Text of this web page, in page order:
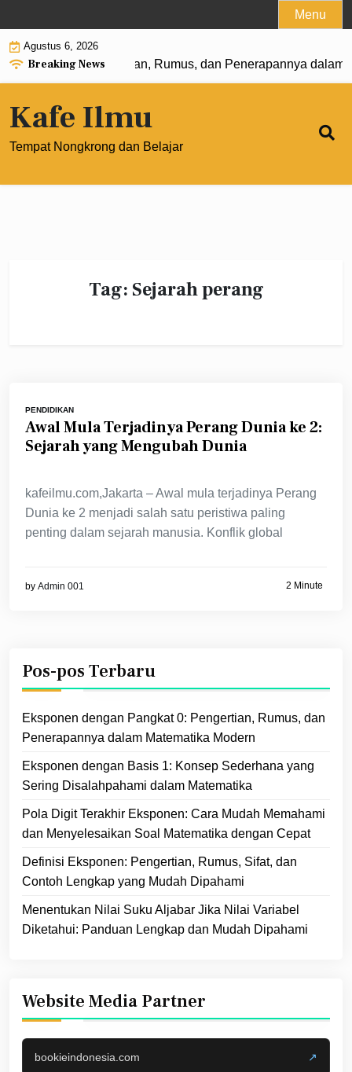
to
content
Menu
Agustus 6, 2026
Breaking News
Pangkat 0: Pengertian, Rumus, dan Penerapannya dalam
Kafe Ilmu
Tempat Nongkrong dan Belajar
Tag: Sejarah perang
PENDIDIKAN
Awal Mula Terjadinya Perang Dunia ke 2:
Sejarah yang Mengubah Dunia
kafeilmu.com,Jakarta – Awal mula terjadinya Perang
Dunia ke 2 menjadi salah satu peristiwa paling
penting dalam sejarah manusia. Konflik global
by Admin 001 2 Minute
Pos-pos Terbaru
Eksponen dengan Pangkat 0: Pengertian, Rumus, dan
Penerapannya dalam Matematika Modern
Eksponen dengan Basis 1: Konsep Sederhana yang
Sering Disalahpahami dalam Matematika
Pola Digit Terakhir Eksponen: Cara Mudah Memahami
dan Menyelesaikan Soal Matematika dengan Cepat
Definisi Eksponen: Pengertian, Rumus, Sifat, dan
Contoh Lengkap yang Mudah Dipahami
Menentukan Nilai Suku Aljabar Jika Nilai Variabel
Diketahui: Panduan Lengkap dan Mudah Dipahami
Website Media Partner
bookieindonesia.com ↗